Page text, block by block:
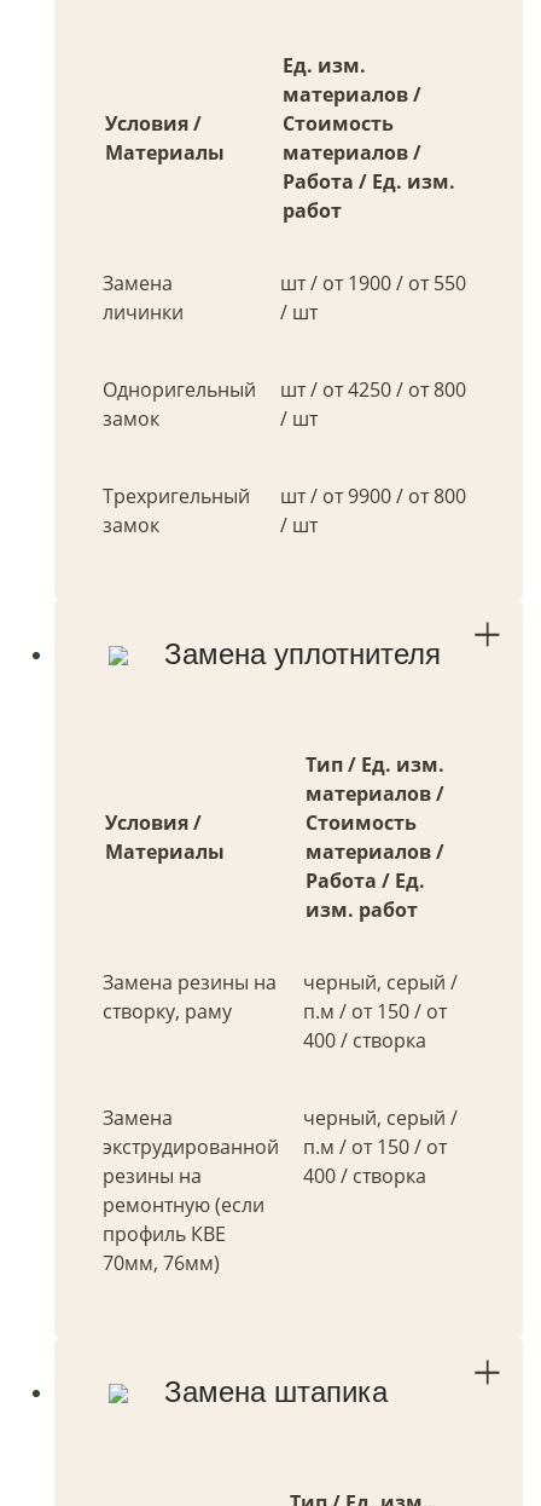
Условия /
Материалы
Ед. изм.
материалов /
Стоимость
материалов /
Работа / Ед. изм.
работ
Замена
личинки
шт / от 1900 / от 550
/ шт
Одноригельный
замок
шт / от 4250 / от 800
/ шт
Трехригельный
замок
шт / от 9900 / от 800
/ шт
Замена уплотнителя
Условия /
Материалы
Тип / Ед. изм.
материалов /
Стоимость
материалов /
Работа / Ед.
изм. работ
Замена резины на
створку, раму
черный, серый /
п.м / от 150 / от
400 / створка
Замена
экструдированной
резины на
ремонтную (если
профиль КВЕ
70мм, 76мм)
черный, серый /
п.м / от 150 / от
400 / створка
Замена штапика